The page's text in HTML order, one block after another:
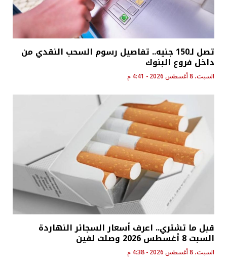
تصل لـ150 جنيه.. تفاصيل رسوم السحب النقدي من
داخل فروع البنوك
السبت، 8 أغسطس 2026 - 4:41 م
قبل ما تشتري.. اعرف أسعار السجائر النهاردة
السبت 8 أغسطس 2026 وصلت لفين
السبت، 8 أغسطس 2026 - 4:38 م